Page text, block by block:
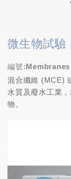
微生物試驗
編號
混合纖維 (MCE)
水質及廢水工業
物。